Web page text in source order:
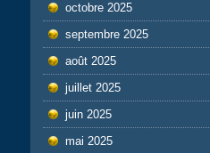
octobre 2025
septembre 2025
août 2025
juillet 2025
juin 2025
mai 2025